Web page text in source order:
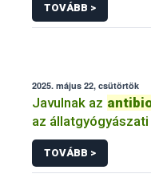
TOVÁBB >
2025. május 22, csütörtök
Javulnak az
az
TOVÁBB >